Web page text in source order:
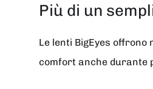
Più di un
Le lenti BigEyes
comfort anche durante